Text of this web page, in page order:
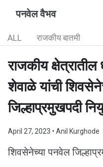
पनवेल वैभव
ALL राजकीय बातमी
राजकीय
शेवाळे यांची
जिल्हाप्रमुखपदी
April 27, 2023 • Anil Kurghode
शिवसेनेच्या पनवेल